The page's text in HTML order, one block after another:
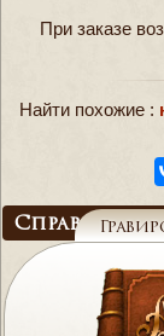
При заказе
Найти похожие :
Справочник